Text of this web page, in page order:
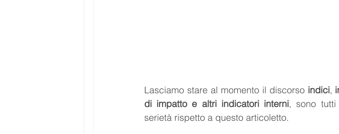
Lasciamo stare al momento il discorso indici,
di impatto e altri indicatori interni, sono tutti
serietà rispetto a questo articoletto.